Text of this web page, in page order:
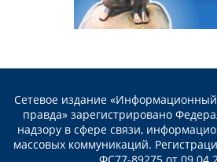
Сетевое издание «Информационный
правда» зарегистрировано
надзору в сфере связи,
массовых коммуникаций.